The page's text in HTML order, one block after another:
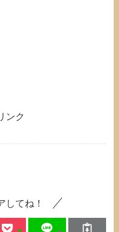
ンク
してね！